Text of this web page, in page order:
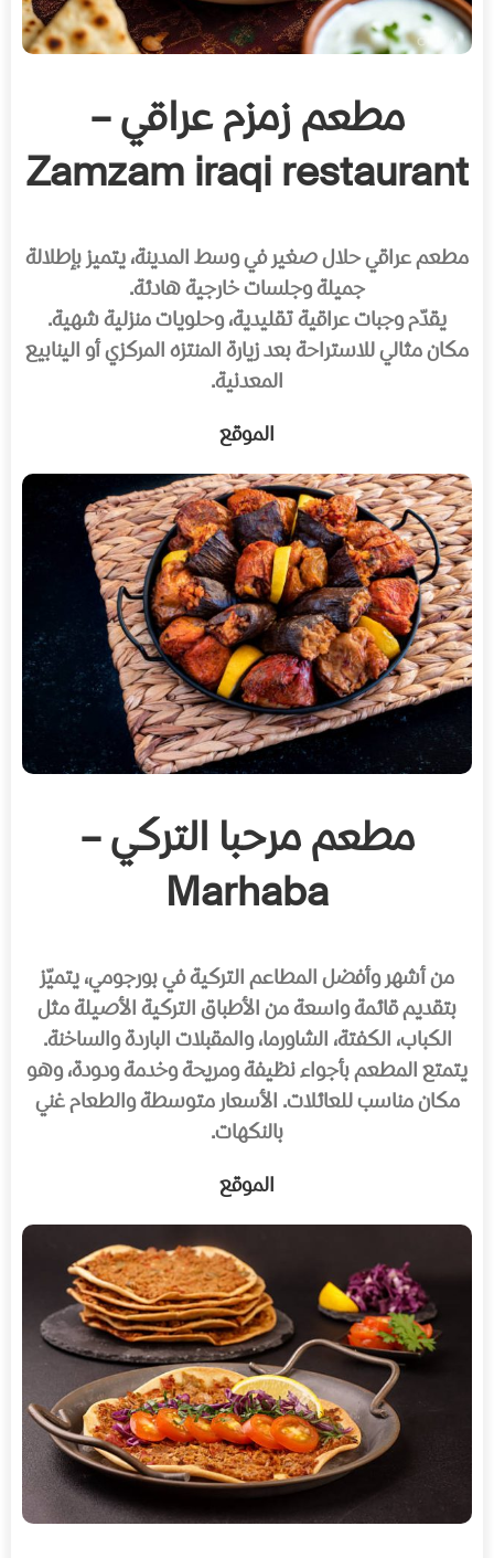
مطعم زمزم عراقي –
Zamzam iraqi restaurant
مطعم عراقي حلال صغير في وسط المدينة، يتميز بإطلالة
جميلة وجلسات خارجية هادئة.
يقدّم وجبات عراقية تقليدية، وحلويات منزلية شهية.
مكان مثالي للاستراحة بعد زيارة المنتزه المركزي أو الينابيع
المعدنية.
الموقع
مطعم مرحبا التركي –
Marhaba
من أشهر وأفضل المطاعم التركية في بورجومي، يتميّز
بتقديم قائمة واسعة من الأطباق التركية الأصيلة مثل
الكباب، الكفتة، الشاورما، والمقبلات الباردة والساخنة.
يتمتع المطعم بأجواء نظيفة ومريحة وخدمة ودودة، وهو
مكان مناسب للعائلات. الأسعار متوسطة والطعام غني
بالنكهات.
الموقع